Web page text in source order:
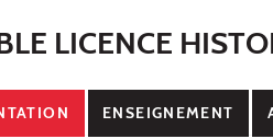
LICENCE
ENSEIGNEMENT